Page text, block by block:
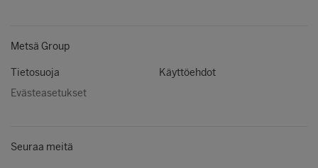
Metsä Group
Tietosuoja
Käyttöehdot
Evästeasetukset
Seuraa meitä